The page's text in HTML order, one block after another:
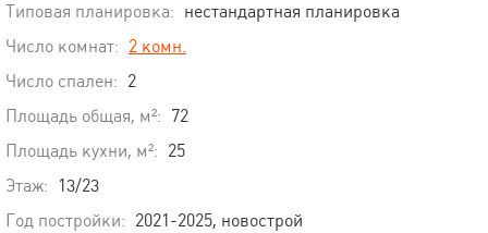
Типовая планировка: нестандартная планировка
Число комнат: 2 комн.
Число спален: 2
Площадь общая, м²: 72
Площадь кухни, м²: 25
Этаж:
13/23
Год постройки: 2021-2025, новострой